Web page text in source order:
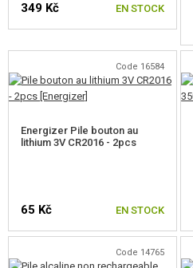
349 Kč EN STOCK
Code 16584
Energizer Pile bouton au
lithium 3V CR2016 - 2pcs
65 Kč EN STOCK
Code 14765